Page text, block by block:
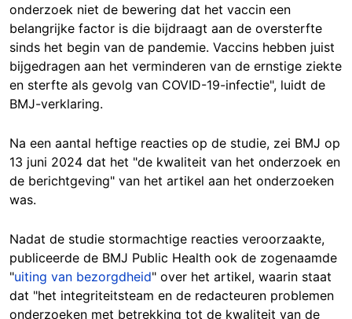
onderzoek niet de bewering dat het vaccin een
belangrijke factor is die bijdraagt aan de oversterfte
sinds het begin van de pandemie. Vaccins hebben juist
bijgedragen aan het verminderen van de ernstige ziekte
en sterfte als gevolg van COVID-19-infectie", luidt de
BMJ-verklaring.
Na een aantal heftige reacties op de studie, zei BMJ op
13 juni 2024 dat het "de kwaliteit van het onderzoek en
de berichtgeving" van het artikel aan het onderzoeken
was.
Nadat de studie stormachtige reacties veroorzaakte,
publiceerde de BMJ Public Health ook de zogenaamde
"uiting van bezorgdheid" over het artikel, waarin staat
dat "het integriteitsteam en de redacteuren problemen
onderzoeken met betrekking tot de kwaliteit van de